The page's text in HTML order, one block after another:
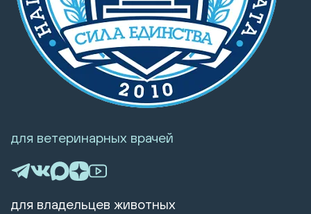
для ветеринарных врачей
для владельцев животных